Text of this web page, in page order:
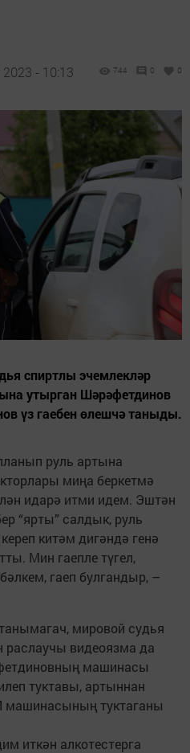
2023 - 10:13 744 0 0
спиртлы эчемлекләр
утырган Шәрәфетдинов
үз гаебен өлешчә таныды.
руль артына
миңа беркетмә
идарә итми идем. Эштән
“ярты” салдык, руль
китәм дигәндә генә
Мин гаепле түгел,
гаеп булгандыр, –
мировой судья
видеоязма да
машинасы
туктавы, артыннан
туктаганы
иткән алкотестерга